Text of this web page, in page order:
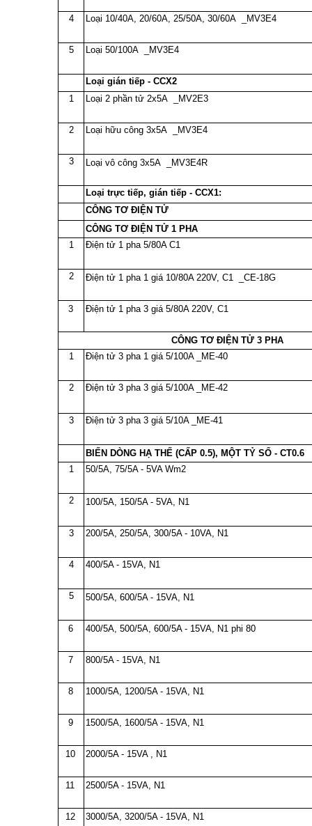
4 Loại 10/40A, 20/60A, 25/50A, 30/60A _MV3E4
5 Loại 50/100A _MV3E4
Loại gián tiếp - CCX2
1
Loại 2 phần tử 2x5A _MV2E3
2 Loại hữu công 3x5A _MV3E4
3 Loại vô công 3x5A _MV3E4R
Loại trực tiếp, gián tiếp - CCX1:
CÔNG TƠ ĐIỆN TỬ
CÔNG TƠ ĐIỆN TỬ 1 PHA
1
Điện tử 1 pha 5/80A C1
2 Điện tử 1 pha 1 giá 10/80A 220V, C1 _CE-18G
3 Điện tử 1 pha 3 giá 5/80A 220V, C1
CÔNG TƠ ĐIỆN TỬ 3 PHA
1
Điện tử 3 pha 1 giá 5/100A _ME-40
2 Điện tử 3 pha 3 giá 5/100A _ME-42
3 Điện tử 3 pha 3 giá 5/10A _ME-41
BIẾN DÒNG HẠ THẾ (CẤP 0.5), MỘT TỶ SỐ - CT0.6
1
50/5A, 75/5A - 5VA Wm2
2 100/5A, 150/5A - 5VA, N1
3 200/5A, 250/5A, 300/5A - 10VA, N1
4 400/5A - 15VA, N1
5 500/5A, 600/5A - 15VA, N1
6 400/5A, 500/5A, 600/5A - 15VA, N1 phi 80
7 800/5A - 15VA, N1
8 1000/5A, 1200/5A - 15VA, N1
9 1500/5A, 1600/5A - 15VA, N1
10 2000/5A - 15VA , N1
11 2500/5A - 15VA, N1
12 3000/5A, 3200/5A - 15VA, N1